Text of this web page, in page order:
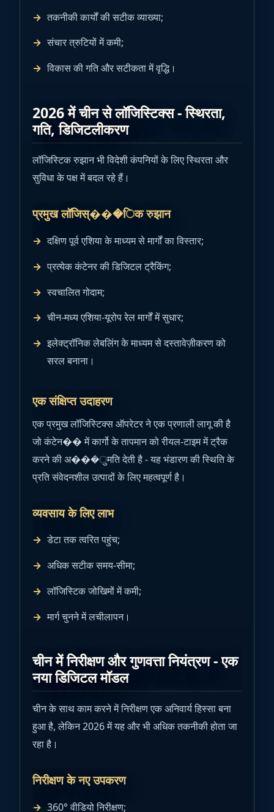
तकनीकी कार्यों की सटीक व्याख्या;
संचार त्रुटियों में कमी;
विकास की गति और सटीकता में वृद्धि।
2026 में चीन से लॉजिस्टिक्स - स्थिरता,
गति, डिजिटलीकरण
लॉजिस्टिक रुझान भी विदेशी कंपनियों के लिए स्थिरता और
सुविधा के पक्ष में बदल रहे हैं।
प्रमुख लॉजिस्���िक रुझान
दक्षिण पूर्व एशिया के माध्यम से मार्गों का विस्तार;
प्रत्येक कंटेनर की डिजिटल ट्रैकिंग;
स्वचालित गोदाम;
चीन-मध्य एशिया-यूरोप रेल मार्गों में सुधार;
इलेक्ट्रॉनिक लेबलिंग के माध्यम से दस्तावेज़ीकरण को
सरल बनाना।
एक संक्षिप्त उदाहरण
एक प्रमुख लॉजिस्टिक्स ऑपरेटर ने एक प्रणाली लागू की है
जो कंटेन�� में कार्गो के तापमान को रीयल-टाइम में ट्रैक
करने की अ���ुमति देती है - यह भंडारण की स्थिति के
प्रति संवेदनशील उत्पादों के लिए महत्वपूर्ण है।
व्यवसाय के लिए लाभ
डेटा तक त्वरित पहुंच;
अधिक सटीक समय-सीमा;
लॉजिस्टिक जोखिमों में कमी;
मार्ग चुनने में लचीलापन।
चीन में निरीक्षण और गुणवत्ता नियंत्रण - एक
नया डिजिटल मॉडल
चीन के साथ काम करने में निरीक्षण एक अनिवार्य हिस्सा बना
हुआ है, लेकिन 2026 में यह और भी अधिक तकनीकी होता जा
रहा है।
निरीक्षण के नए उपकरण
360° वीडियो निरीक्षण;